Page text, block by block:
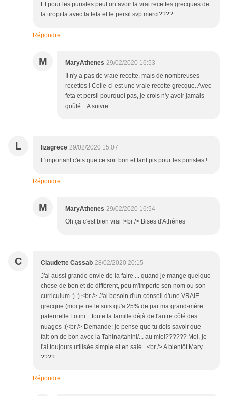
Et pour les puristes peut on avoir la vrai recettes grecques de
la tiropitta avec la feta et le persil svp merci????
Répondre
M MaryAthenes 29/02/2020 16:53
Il n'y a pas de vraie recette, mais de nombreuses
recettes ! Celle-ci est une vraie recette grecque. Avec
feta et persil pourquoi pas, je crois n'y avoir jamais
goûté... A suivre...
L lizagrece 29/02/2020 15:07
L'important c'ets que ce soit bon et tant pis pour les puristes !
Répondre
M MaryAthenes 29/02/2020 16:54
Oh ça c'est bien vrai !<br /> Bises d'Athènes
C Claudette Cassab 28/02/2020 20:15
J'ai aussi grande envie de la faire ... quand je mange quelque
chose de bon et de diffèrent, peu m'importe son nom ou son
curriculum :) :) <br /> J'ai besoin d'un conseil d'une VRAIE
grecque (moi je ne le suis qu'a 25% de par ma grand-mère
paternelle Fotini... toute la famille déjà de l'autre côté des
nuages :(<br /> Demande: je pense que tu dois savoir que
fait-on de bon avec la Tahina/tahini/... au miel?????? Moi, je
l'ai toujours utilisée simple et en salé...<br /> A bientôt Mary
????
Répondre